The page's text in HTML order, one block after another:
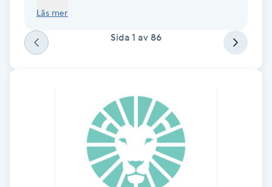
Fransborttagning
Fransfärgning
Fransförlängning Megavolym
Fransförlängning Volym
Läs mer
Sida 1 av 86